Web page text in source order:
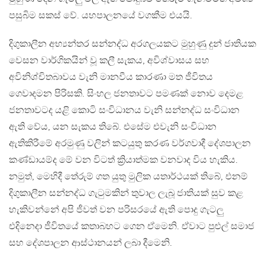
පසුබිම සකස් වේ. යහපාලනයේ වගකීම එයයි.
දිගුකාලීන අභ්‍යන්තර සන්නද්ධ අරගලයකට මුහුණු දුන් ජාතියක
වෙසන වාර්ගිකයින් වූ කලී සැකය, අවිශ්වාසය සහ
අවිනිශ්චිතබාවය වැනි මානවීය කාරණා මත ජීවිතය
ගෙවාදමන පිරිසකි. සිංහල ජනතාවට පමණක් නොව දෙමළ
ජනතාවටද යළි කොටි සංවිධානය වැනි සන්නද්ධ සංවිධාන
ඇති වේය, යන සැකය තිබේ. එසේම එවැනි සංවිධාන
ඇතිකිරීමේ අරමුණු වලින් කටයුතු කරණ වර්ගවාදී දේශපාලන
කණ්ඩායම්ද මේ වන විටත් ක්‍රියාත්මක වනවාද විය හැකිය.
නමුත්, මෙහිදී තේරුම් ගත යුතු මුලික යතාර්ථයක් තිබේ, එනම්
දිගුකාලීන සන්නද්ධ ගැටුමකින් තුවාල ලැබූ ජාතියක් සුව කළ
හැකිවන්නේ අපි ජීවත් වන පරිසරයේ ඇති පොදු ගැටලු
එදිනෙදා ජීවිතයේ කතාබහට ගෙන ඒමෙනි. ඒවාට පුළුල් සමාජ
සහ දේශපාලන ආස්ථානයන් ලබා දීමෙනි.